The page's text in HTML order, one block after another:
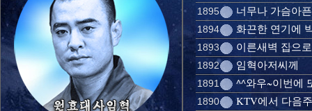
1895 너무나 가슴아
1894 화끈한 연기에
1893 이른새벽 집으
1892 임혁아저씨께
1891 ^^와우~이번에
1890 KTV에서 다음